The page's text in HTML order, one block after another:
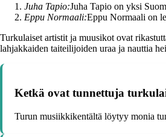
Juha Tapio:Juha Tapio on yksi
Eppu Normaali:Eppu Normaali on
Turkulaiset artistit ja muusikot ovat
lahjakkaiden taiteilijoiden uraa ja nauttia
Ketkä ovat tunnettuja
Turun musiikkikentältä löytyy monia